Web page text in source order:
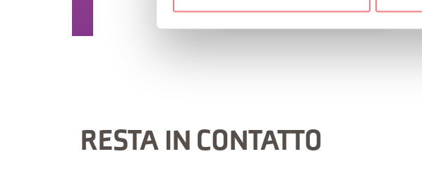
RESTA IN CONTATTO